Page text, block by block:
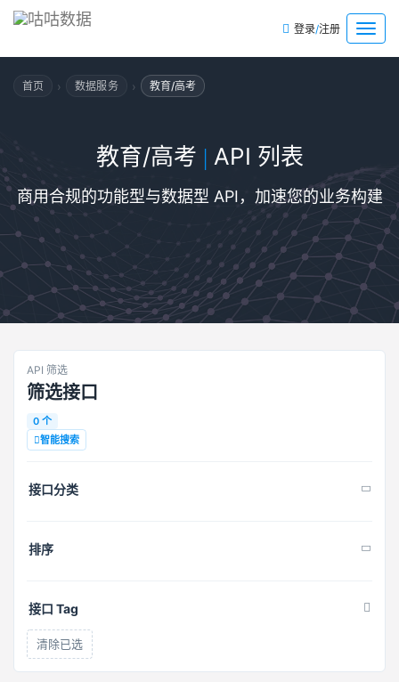
菜
单
登录/注册
首页 › 数据服务 › 教育/高考
教育/高考 | API 列表
商用合规的功能型与数据型 API，加速您的业务构建
API 筛选
筛选接口
0 个
智能搜索
接口分类
排序
接口 Tag
清除已选